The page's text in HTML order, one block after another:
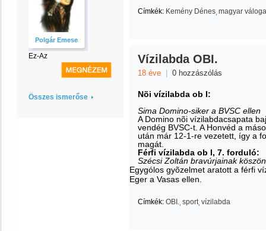
Polgár Emese
Ez-Az
Összes ismerőse
Címkék: Kemény Dénes magyar
Vízilabda OBI.
18 éve 0 hozzászólás
Nõi vízilabda ob I:
Sima Domino-siker a BVSC ellen
A Domino nõi vízilabdacsapata
vendég BVSC-t. A Honvéd a
után már 12-1-re vezetett, így a
magát.
Férfi vízilabda ob I, 7. forduló:
Szécsi Zoltán bravúrjainak
Egygólos gyõzelmet aratott a férfi
Eger a Vasas ellen.
Címkék: OBI. sport vízilabda